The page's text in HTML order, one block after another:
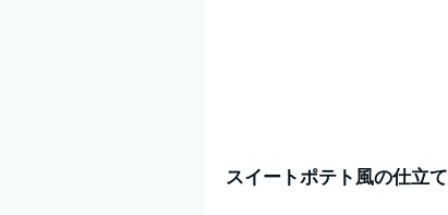
スイートポテト風の仕立て